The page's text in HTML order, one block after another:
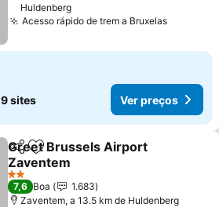
Huldenberg
Acesso rápido de trem a Bruxelas
9 sites Ver preços
PartilharAdicionar aos favoritos
Greet Brussels Airport
Zaventem
2 Estrelas
7,6 Boa
1.683
Zaventem, a 13.5 km de Huldenberg